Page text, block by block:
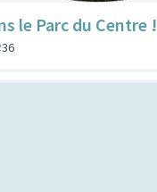
le Parc du Centre !
36